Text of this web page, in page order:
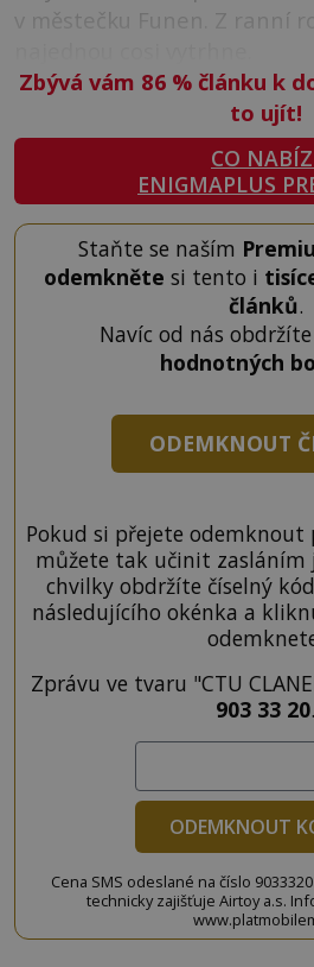
v městečku Funen. Z ranní
Zbývá vám 86 %článku k
to ujít!
CO
ENIGMAPLUS
Staňte se naším
odemkněte si tento i
článků.
Navíc od nás
hodnotných
ODEMKNOUT
Pokud si přejete odemknout
můžete tak učinit zasláním
chvilky obdržíte číselný
následujícího okénka a
Zprávu ve tvaru "CTU
903 33 20.
ODEMKNOUT
Cena SMS odeslané na číslo
technicky zajišťuje Airtoy a.s.